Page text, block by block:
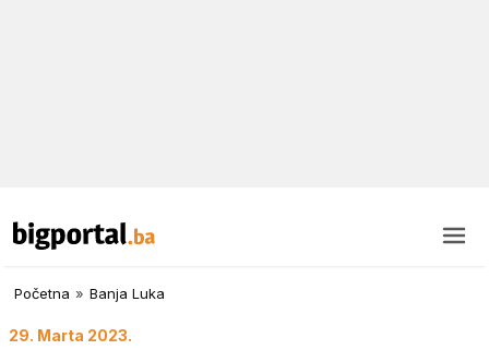
Početna » Banja Luka
29. Marta 2023.